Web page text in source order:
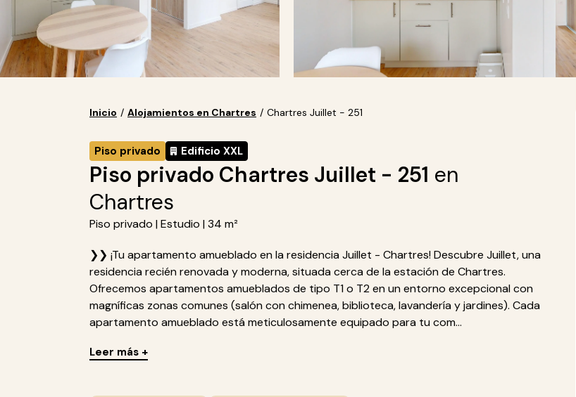
Inicio / Alojamientos en Chartres / Chartres Juillet - 251
Piso privado Edificio XXL
Piso privado Chartres Juillet - 251 en
Chartres
Piso privado | Estudio | 34 m²
❯❯ ¡Tu apartamento amueblado en la residencia Juillet - Chartres! Descubre Juillet, una
residencia recién renovada y moderna, situada cerca de la estación de Chartres.
Ofrecemos apartamentos amueblados de tipo T1 o T2 en un entorno excepcional con
magníficas zonas comunes (salón con chimenea, biblioteca, lavandería y jardines). Cada
apartamento amueblado está meticulosamente equipado para tu com...
Leer más +